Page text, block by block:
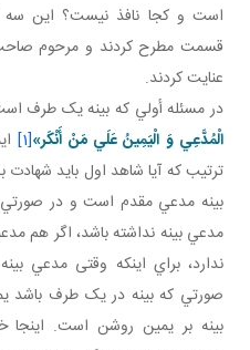
است و کجا نافذ نيست؟ اين سه
قسمت مطرح کردند و مرحوم صاحب
عنايت کردند.
در مسئله أولي که بينه يک طرف
الْمُدَّعِي وَ الْيَمِينُ عَلَي مَنْ أَنْكَر»[1]
ترتيب که آيا شاهد اول بايد
بينه مدعي مقدم است و در صورتي
مدعي بينه نداشته باشد، اگر هم
ندارد، براي اينکه وقتی مدعي
صورتي که بينه در يک طرف باشد
بينه بر يمين روشن است.